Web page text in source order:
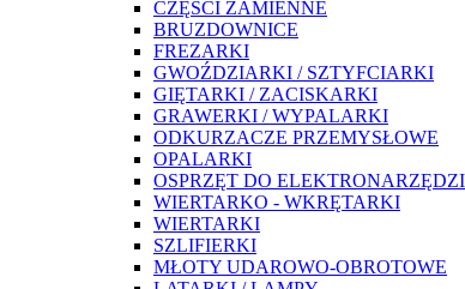
CZĘŚCI ZAMIENNE
BRUZDOWNICE
FREZARKI
GWOŹDZIARKI / SZTYFCIARKI
GIĘTARKI / ZACISKARKI
GRAWERKI / WYPALARKI
ODKURZACZE PRZEMYSŁOWE
OPALARKI
OSPRZĘT DO ELEKTRONARZĘDZI
WIERTARKO - WKRĘTARKI
WIERTARKI
SZLIFIERKI
MŁOTY UDAROWO-OBROTOWE